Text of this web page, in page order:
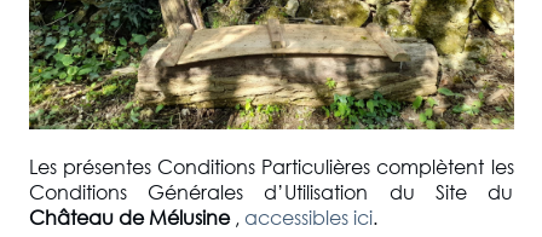
Les présentes Conditions Particulières complètent les
Conditions Générales d’Utilisation du Site du
Château de Mélusine,accessibles ici.